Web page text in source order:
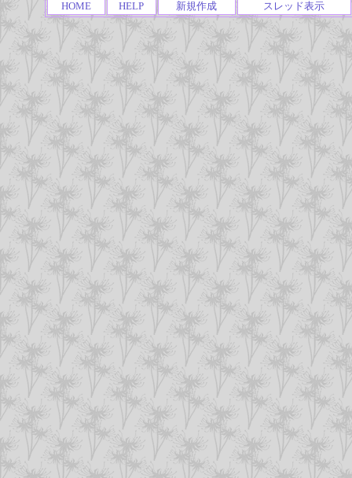
HOME HELP 新規作成 スレッド表示